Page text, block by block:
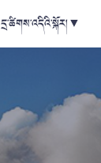
དྲ་ཚིགས་འདིའི་སྐོར།▼